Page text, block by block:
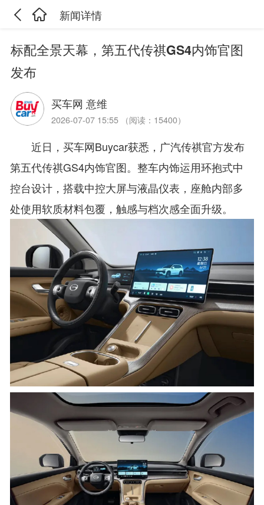
新闻详情
标配全景天幕，第五代传祺GS4内饰官图
发布
买车网 意维
2026-07-07 15:55 （阅读：15400）
近日，买车网Buycar获悉，广汽传祺官方发布
第五代传祺GS4内饰官图。整车内饰运用环抱式中
控台设计，搭载中控大屏与液晶仪表，座舱内部多
处使用软质材料包覆，触感与档次感全面升级。